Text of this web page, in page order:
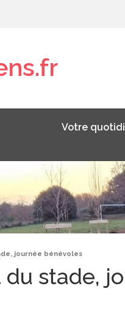
Votre
journée bénévoles
stade,